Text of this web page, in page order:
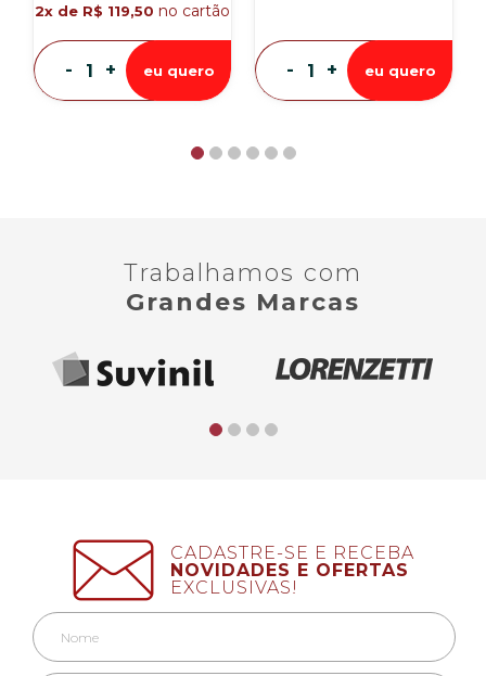
2x de R$ 119,50 no cartão
- + eu quero - + eu quero
Trabalhamos com
Grandes Marcas
CADASTRE-SE E RECEBA
NOVIDADES E OFERTAS
EXCLUSIVAS!